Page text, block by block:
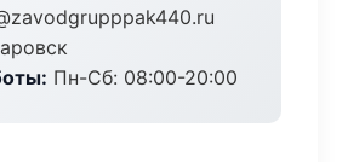
Пн-Сб: 08:00-20:00